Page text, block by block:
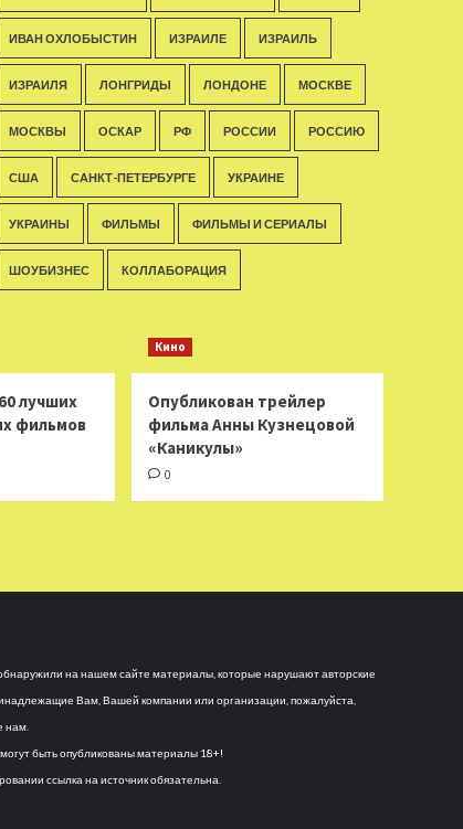
ИВАН ОХЛОБЫСТИН ИЗРАИЛЕ ИЗРАИЛЬ
ИЗРАИЛЯ ЛОНГРИДЫ ЛОНДОНЕ МОСКВЕ
МОСКВЫ ОСКАР РФ РОССИИ РОССИЮ
США САНКТ-ПЕТЕРБУРГЕ УКРАИНЕ
УКРАИНЫ ФИЛЬМЫ ФИЛЬМЫ И СЕРИАЛЫ
ШОУБИЗНЕС КОЛЛАБОРАЦИЯ
лучших
фильмов
Кино
Опубликован трейлер
фильма Анны Кузнецовой
«Каникулы»
0
на нашем сайте материалы, которые нарушают авторские
Вам, Вашей компании или организации, пожалуйста,
нам.
быть опубликованы материалы 18+!
ссылка на источник обязательна.